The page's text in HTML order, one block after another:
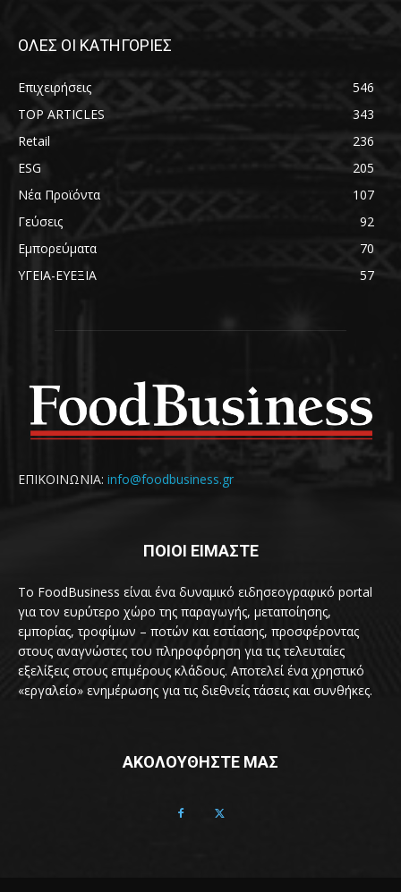
ΟΛΕΣ ΟΙ ΚΑΤΗΓΟΡΙΕΣ
Επιχειρήσεις
546
TOP ARTICLES
343
Retail
236
ESG
205
Νέα Προϊόντα
107
Γεύσεις
92
Εμπορεύματα
70
ΥΓΕΙΑ-ΕΥΕΞΙΑ
57
ΕΠΙΚΟΙΝΩΝΙΑ: info@foodbusiness.gr
ΠΟΙΟΙ ΕΙΜΑΣΤΕ
Το FoodBusiness είναι ένα δυναμικό ειδησεογραφικό portal
για τον ευρύτερο χώρο της παραγωγής, μεταποίησης,
εμπορίας, τροφίμων – ποτών και εστίασης, προσφέροντας
στους αναγνώστες του πληροφόρηση για τις τελευταίες
εξελίξεις στους επιμέρους κλάδους. Αποτελεί ένα χρηστικό
«εργαλείο» ενημέρωσης για τις διεθνείς τάσεις και συνθήκες.
ΑΚΟΛΟΥΘΗΣΤΕ ΜΑΣ